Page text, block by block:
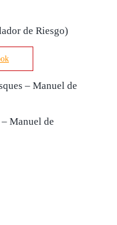
– Manuel de
Manuel de